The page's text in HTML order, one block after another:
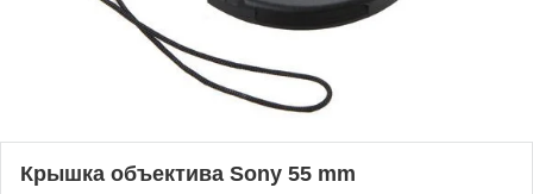
Крышка объектива Sony 55 mm